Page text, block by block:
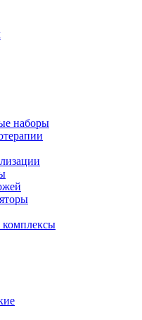
наборы